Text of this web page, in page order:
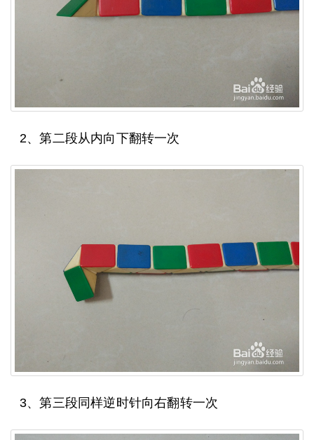
2、第二段从内向下翻转一次
3、第三段同样逆时针向右翻转一次